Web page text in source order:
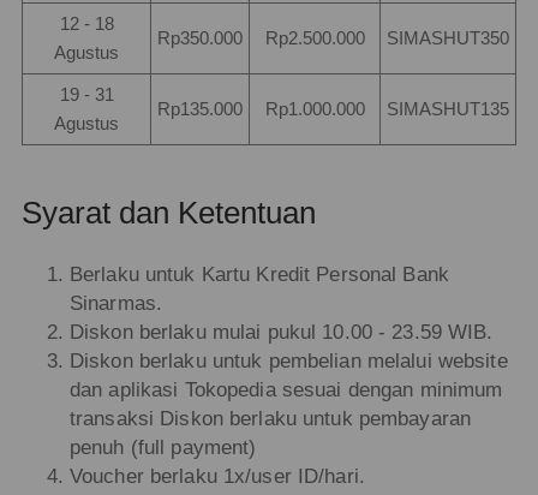
12 - 18
Agustus
Rp350.000 Rp2.500.000 SIMASHUT350
19 - 31
Agustus
Rp135.000 Rp1.000.000 SIMASHUT135
Syarat dan Ketentuan
Berlaku untuk Kartu Kredit Personal Bank
Sinarmas.
Diskon berlaku mulai pukul 10.00 - 23.59 WIB.
Diskon berlaku untuk pembelian melalui website
dan aplikasi Tokopedia sesuai dengan minimum
transaksi Diskon berlaku untuk pembayaran
penuh (full payment)
Voucher berlaku 1x/user ID/hari.